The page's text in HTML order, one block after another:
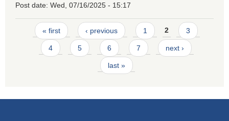
Post date: Wed, 07/16/2025 - 15:17
Pages
« first ‹ previous 1 2 3
4 5 6 7 next ›
last »